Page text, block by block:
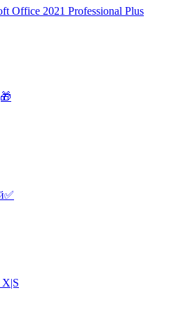
Office 2021 Professional Plus